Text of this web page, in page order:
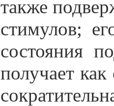
также
стимулов;
состояния
получает